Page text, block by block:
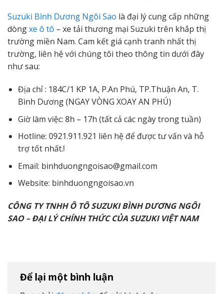
Suzuki Bình Dương Ngôi Sao là đại lý cung cấp những
dòngxe ô tô – xe tải thương mại Suzuki trên khắp thị
trường miền Nam. Cam kết giá cạnh tranh nhất thị
trường, liên hệ với chúng tôi theo thông tin dưới đây
như sau:
Địa chỉ : 184C/1 KP 1A, P.An Phú, TP.Thuận An, T.
Bình Dương (NGAY VÒNG XOAY AN PHÚ)
Giờ làm việc: 8h – 17h (tất cả các ngày trong tuần)
Hotline: 0921.911.921 liên hệ để được tư vấn và hỗ
trợ tốt nhất.!
Email: binhduongngoisao@gmail.com
Website: binhduongngoisao.vn
CÔNG TY TNHH Ô TÔ SUZUKI BÌNH DƯƠNG NGÔI
SAO – ĐẠI LÝ CHÍNH THỨC CỦA SUZUKI VIỆT NAM
Để lại một bình luận